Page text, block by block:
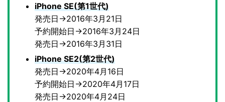
iPhone SE(第1世代)
発売日→2016年3月21日
予約開始日→2016年3月24日
発売日→2016年3月31日
iPhone SE2(第2世代)
発売日→2020年4月16日
予約開始日→2020年4月17日
発売日→2020年4月24日